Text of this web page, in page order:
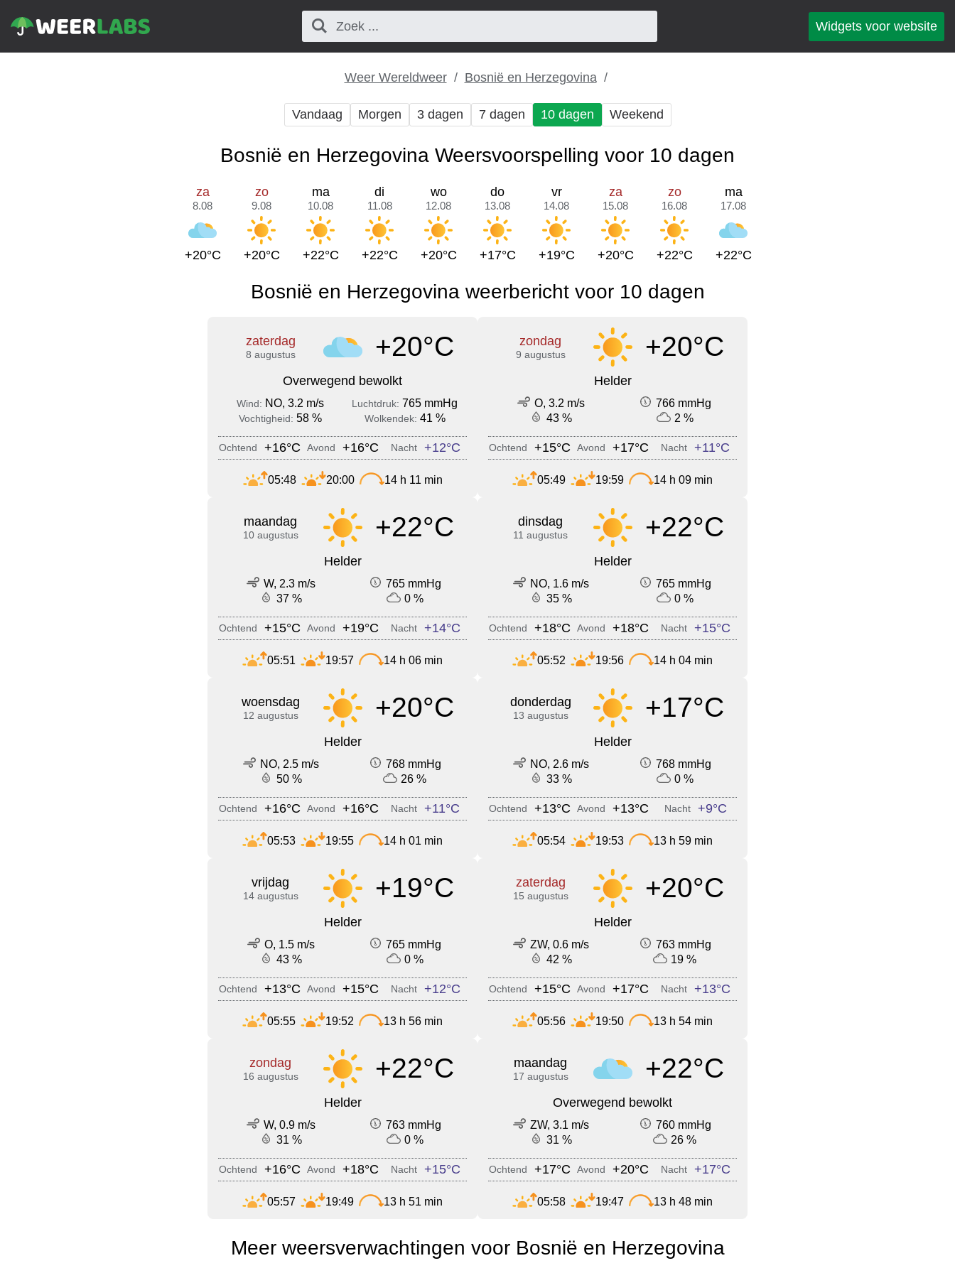
Widgets voor website
Weer Wereldweer Bosnië en Herzegovina
Vandaag Morgen 3 dagen 7 dagen 10 dagen Weekend
Bosnië en Herzegovina Weersvoorspelling voor 10 dagen
za
8.08
+20°C
zo
9.08
+20°C
ma
10.08
+22°C
di
11.08
+22°C
wo
12.08
+20°C
do
13.08
+17°C
vr
14.08
+19°C
za
15.08
+20°C
zo
16.08
+22°C
ma
17.08
+22°C
Bosnië en Herzegovina weerbericht voor 10 dagen
zaterdag
8 augustus +20°C
Overwegend bewolkt
Wind: NO, 3.2 m/s Luchtdruk: 765 mmHg
Vochtigheid: 58 % Wolkendek: 41 %
Ochtend +16°C Avond +16°C Nacht +12°C
05:48 20:00 14 h 11 min
zondag
9 augustus +20°C
Helder
O, 3.2 m/s
766 mmHg
43 %
2 %
Ochtend +15°C Avond +17°C Nacht +11°C
05:49 19:59 14 h 09 min
maandag
10 augustus +22°C
Helder
W, 2.3 m/s
765 mmHg
37 %
0 %
Ochtend +15°C Avond +19°C Nacht +14°C
05:51 19:57 14 h 06 min
dinsdag
11 augustus +22°C
Helder
NO, 1.6 m/s
765 mmHg
35 %
0 %
Ochtend +18°C Avond +18°C Nacht +15°C
05:52 19:56 14 h 04 min
woensdag
12 augustus +20°C
Helder
NO, 2.5 m/s
768 mmHg
50 %
26 %
Ochtend +16°C Avond +16°C Nacht +11°C
05:53 19:55 14 h 01 min
donderdag
13 augustus +17°C
Helder
NO, 2.6 m/s
768 mmHg
33 %
0 %
Ochtend +13°C Avond +13°C Nacht +9°C
05:54 19:53 13 h 59 min
vrijdag
14 augustus +19°C
Helder
O, 1.5 m/s
765 mmHg
43 %
0 %
Ochtend +13°C Avond +15°C Nacht +12°C
05:55 19:52 13 h 56 min
zaterdag
15 augustus +20°C
Helder
ZW, 0.6 m/s
763 mmHg
42 %
19 %
Ochtend +15°C Avond +17°C Nacht +13°C
05:56 19:50 13 h 54 min
zondag
16 augustus +22°C
Helder
W, 0.9 m/s
763 mmHg
31 %
0 %
Ochtend +16°C Avond +18°C Nacht +15°C
05:57 19:49 13 h 51 min
maandag
17 augustus +22°C
Overwegend bewolkt
ZW, 3.1 m/s
760 mmHg
31 %
26 %
Ochtend +17°C Avond +20°C Nacht +17°C
05:58 19:47 13 h 48 min
Meer weersverwachtingen voor Bosnië en Herzegovina